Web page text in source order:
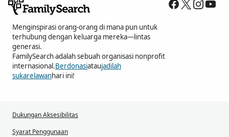
Menginspirasi orang-orang di mana pun untuk
terhubung dengan keluarga mereka—lintas
generasi.
FamilySearch adalah sebuah organisasi nonprofit
internasional.Berdonasiataujadilah
sukarelawanhari ini!
Dukungan Aksesibilitas
Syarat Penggunaan